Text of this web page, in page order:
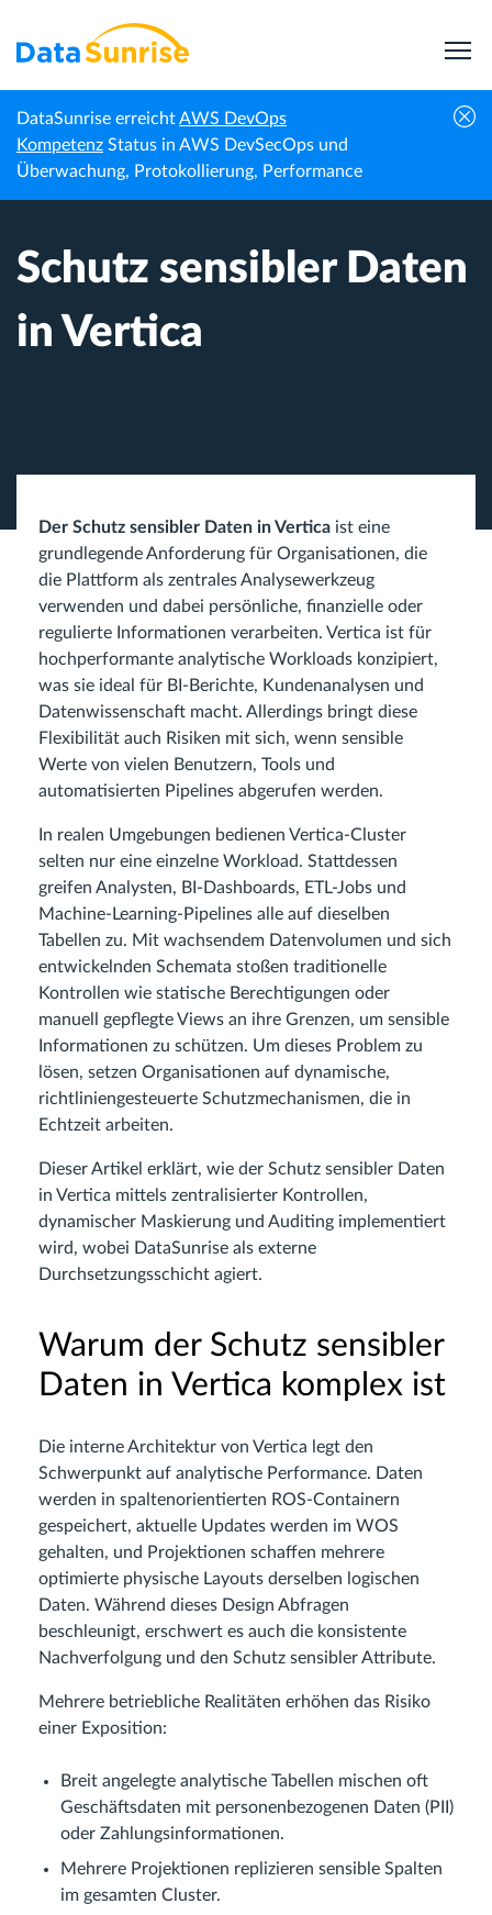
DataSunrise erreichtAWS DevOps
Kompetenz Status in AWS DevSecOps und
Überwachung, Protokollierung, Performance
Startseite Wissenszentrum Schutz sensibler Daten in Vertica
Schutz sensibler Daten
in Vertica
Der Schutz sensibler Daten in Vertica ist eine
grundlegende Anforderung für Organisationen, die
die Plattform als zentrales Analysewerkzeug
verwenden und dabei persönliche, finanzielle oder
regulierte Informationen verarbeiten. Vertica ist für
hochperformante analytische Workloads konzipiert,
was sie ideal für BI-Berichte, Kundenanalysen und
Datenwissenschaft macht. Allerdings bringt diese
Flexibilität auch Risiken mit sich, wenn sensible
Werte von vielen Benutzern, Tools und
automatisierten Pipelines abgerufen werden.
In realen Umgebungen bedienen Vertica-Cluster
selten nur eine einzelne Workload. Stattdessen
greifen Analysten, BI-Dashboards, ETL-Jobs und
Machine-Learning-Pipelines alle auf dieselben
Tabellen zu. Mit wachsendem Datenvolumen und sich
entwickelnden Schemata stoßen traditionelle
Kontrollen wie statische Berechtigungen oder
manuell gepflegte Views an ihre Grenzen, um sensible
Informationen zu schützen. Um dieses Problem zu
lösen, setzen Organisationen auf dynamische,
richtliniengesteuerte Schutzmechanismen, die in
Echtzeit arbeiten.
Dieser Artikel erklärt, wie der Schutz sensibler Daten
in Vertica mittels zentralisierter Kontrollen,
dynamischer Maskierung und Auditing implementiert
wird, wobei DataSunrise als externe
Durchsetzungsschicht agiert.
Warum der Schutz sensibler
Daten in Vertica komplex ist
Die interne Architektur von Vertica legt den
Schwerpunkt auf analytische Performance. Daten
werden in spaltenorientierten ROS-Containern
gespeichert, aktuelle Updates werden im WOS
gehalten, und Projektionen schaffen mehrere
optimierte physische Layouts derselben logischen
Daten. Während dieses Design Abfragen
beschleunigt, erschwert es auch die konsistente
Nachverfolgung und den Schutz sensibler Attribute.
Mehrere betriebliche Realitäten erhöhen das Risiko
einer Exposition:
Breit angelegte analytische Tabellen mischen oft
Geschäftsdaten mit personenbezogenen Daten (PII)
oder Zahlungsinformationen.
Mehrere Projektionen replizieren sensible Spalten
im gesamten Cluster.